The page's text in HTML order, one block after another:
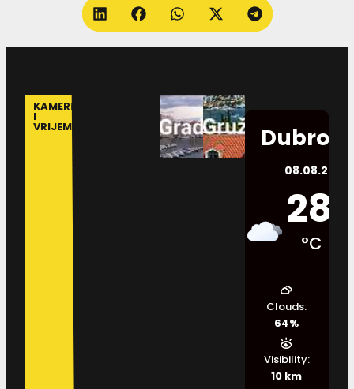
KAMERE
I
VRIJEME
08.08.2026.
28
°C
Clouds:
64%
Visibility:
10 km